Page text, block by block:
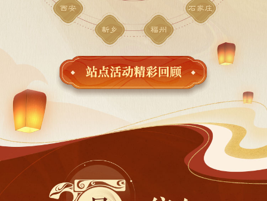
西安
新乡 福州
石家庄